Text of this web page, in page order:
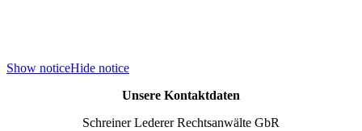
Show noticeHide notice
Unsere Kontaktdaten
Schreiner Lederer Rechtsanwälte GbR